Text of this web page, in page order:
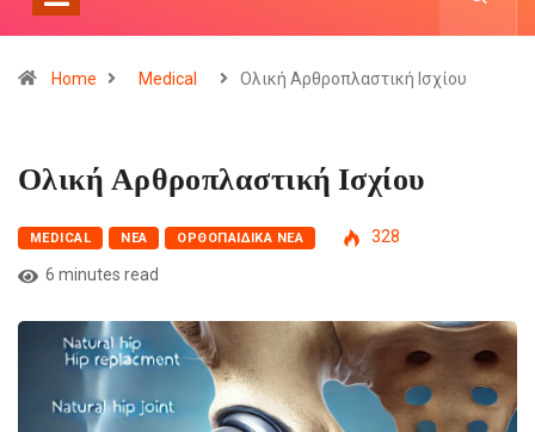
Home Medical Ολική Αρθροπλαστική Ισχίου
Ολική Αρθροπλαστική Ισχίου
MEDICAL NΈΑ ΟΡΘΟΠΑΙΔΙΚΆ ΝΈΑ
328
6 minutes read